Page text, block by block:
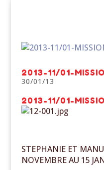
2013-11/01-
30/01/13
2013-11/01-
STEPHANIE ET
NOVEMBRE AU 15